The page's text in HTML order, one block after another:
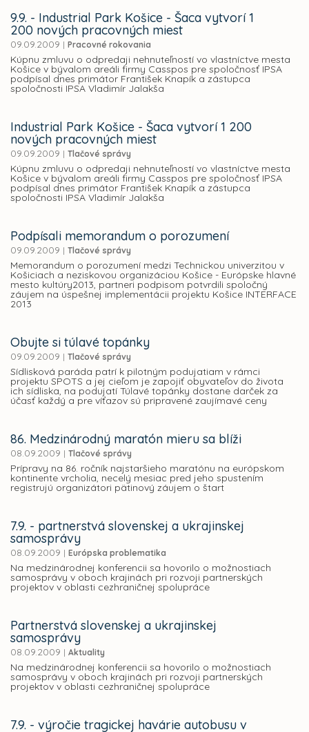
9.9. - Industrial Park Košice - Šaca vytvorí 1
200 nových pracovných miest
09.09.2009 | Pracovné rokovania
Kúpnu zmluvu o odpredaji nehnuteľností vo vlastníctve mesta
Košice v bývalom areáli firmy Casspos pre spoločnosť IPSA
podpísal dnes primátor František Knapík a zástupca
spoločnosti IPSA Vladimír Jalakša
Industrial Park Košice - Šaca vytvorí 1 200
nových pracovných miest
09.09.2009 | Tlačové správy
Kúpnu zmluvu o odpredaji nehnuteľností vo vlastníctve mesta
Košice v bývalom areáli firmy Casspos pre spoločnosť IPSA
podpísal dnes primátor František Knapík a zástupca
spoločnosti IPSA Vladimír Jalakša
Podpísali memorandum o porozumení
09.09.2009 | Tlačové správy
Memorandum o porozumení medzi Technickou univerzitou v
Košiciach a neziskovou organizáciou Košice - Európske hlavné
mesto kultúry2013, partneri podpisom potvrdili spoločný
záujem na úspešnej implementácii projektu Košice INTERFACE
2013
Obujte si túlavé topánky
09.09.2009 | Tlačové správy
Sídlisková paráda patrí k pilotným podujatiam v rámci
projektu SPOTS a jej cieľom je zapojiť obyvateľov do života
ich sídliska, na podujatí Túlavé topánky dostane darček za
účasť každý a pre víťazov sú pripravené zaujímavé ceny
86. Medzinárodný maratón mieru sa blíži
08.09.2009 | Tlačové správy
Prípravy na 86. ročník najstaršieho maratónu na európskom
kontinente vrcholia, necelý mesiac pred jeho spustením
registrujú organizátori pätinový záujem o štart
7.9. - partnerstvá slovenskej a ukrajinskej
samosprávy
08.09.2009 | Európska problematika
Na medzinárodnej konferencii sa hovorilo o možnostiach
samosprávy v oboch krajinách pri rozvoji partnerských
projektov v oblasti cezhraničnej spolupráce
Partnerstvá slovenskej a ukrajinskej
samosprávy
08.09.2009 | Aktuality
Na medzinárodnej konferencii sa hovorilo o možnostiach
samosprávy v oboch krajinách pri rozvoji partnerských
projektov v oblasti cezhraničnej spolupráce
7.9. - výročie tragickej havárie autobusu v